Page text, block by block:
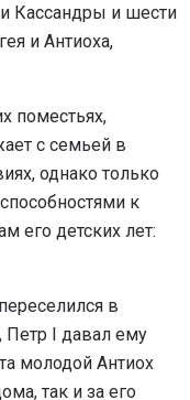
Кассандры и шести
и Антиоха,
поместьях,
с семьей в
однако только
к
его детских лет:
в
Петр I давал ему
молодой Антиох
так и за его